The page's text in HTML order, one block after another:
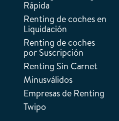
Rápida
Renting de coches en
Liquidación
Renting de coches
por Suscripción
Renting Sin Carnet
Minusválidos
Empresas de Renting
Twipo